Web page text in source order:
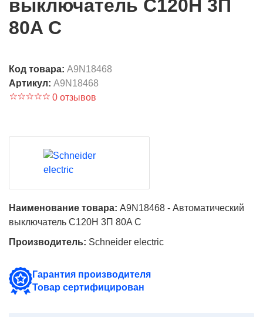
выключатель C120H 3П
80A C
Код товара: A9N18468
Артикул: A9N18468
0 отзывов
Наименование товара: A9N18468 - Автоматический
выключатель C120H 3П 80A C
Производитель: Schneider electric
Гарантия производителя
Товар сертифицирован